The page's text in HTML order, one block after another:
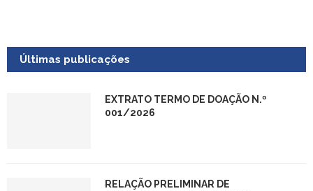
Últimas publicações
EXTRATO TERMO DE DOAÇÃO N.º
001/2026
RELAÇÃO PRELIMINAR DE